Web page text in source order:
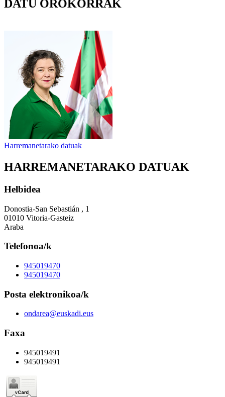
DATU OROKORRAK
Harremanetarako datuak
HARREMANETARAKO DATUAK
Helbidea
Donostia-San Sebastián , 1
01010 Vitoria-Gasteiz
Araba
Telefonoa/k
945019470
945019470
Posta elektronikoa/k
ondarea@euskadi.eus
Faxa
945019491
945019491